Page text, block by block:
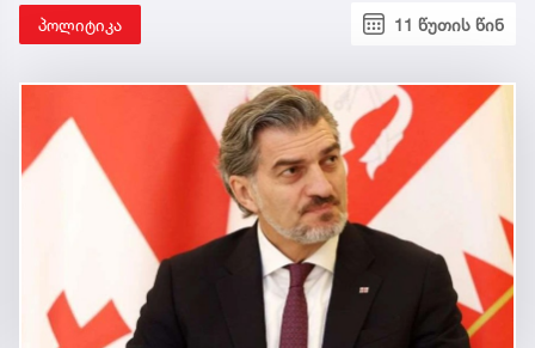
პოლიტიკა 11 წუთის წინ